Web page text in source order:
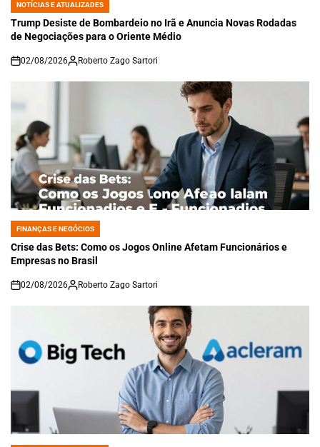
POSTED
IN
NOTÍCIAS E ATUALIZADES
Trump Desiste de Bombardeio no Irã e Anuncia Novas Rodadas
de Negociações para o Oriente Médio
on
02/08/2026 Roberto Zago Sartori
POSTED
IN
FINANÇAS E NEGÓCIOS
Crise das Bets: Como os Jogos Online Afetam Funcionários e
Empresas no Brasil
on
02/08/2026 Roberto Zago Sartori